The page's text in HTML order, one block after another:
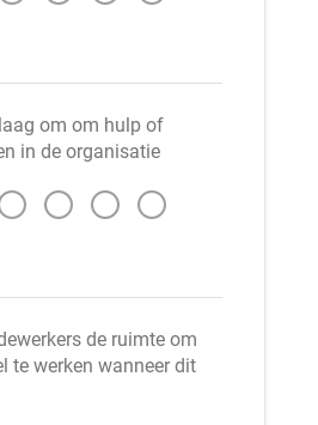
om om hulp of
in de organisatie
de ruimte om
te werken wanneer dit